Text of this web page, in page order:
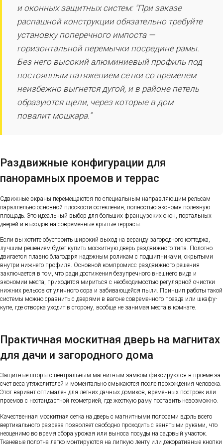
и оконных защитных систем: "При заказе
распашной конструкции обязательно требуйте
установку поперечного импоста —
горизонтальной перемычки посредине рамы.
Без него высокий алюминиевый профиль под
постоянным натяжением сетки со временем
неизбежно выгнется дугой, и в районе петель
образуются щели, через которые в дом
повалит мошкара."
Раздвижные конфигурации для
панорамных проемов и террас
Сдвижные экраны перемещаются по специальным направляющим рельсам
параллельно основной плоскости остекления, полностью экономя полезную
площадь. Это идеальный выбор для больших французских окон, портальных
дверей и выходов на современные крытые террасы.
Если вы хотите обустроить широкий выход на веранду загородного коттеджа,
лучшим решением будет купить москитную дверь раздвижного типа. Полотно
двигается плавно благодаря надежным роликам с подшипниками, скрытыми
внутри нижнего профиля. Основной компромисс раздвижного решения
заключается в том, что ради достижения безупречного внешнего вида и
экономии места, приходится мириться с необходимостью регулярной очистки
нижних рельсов от уличного сора и забивающейся пыли. Принцип работы такой
системы можно сравнить с дверями в вагоне современного поезда или шкафу-
купе, где створка уходит в сторону, вообще не занимая места в комнате.
Практичная москитная дверь на магнитах
для дачи и загородного дома
Защитные шторы с центральным магнитным замком фиксируются в проеме за
счет веса утяжелителей и моментально смыкаются после прохождения человека.
Этот вариант оптимален для летних дачных домиков, временных построек или
проемов с нестандартной геометрией, где жесткую раму поставить невозможно.
Качественная москитная сетка на дверь с магнитными полосами вдоль всего
вертикального разреза позволяет свободно проходить с занятыми руками, что
неоценимо во время сбора урожая или выноса посуды на садовый участок.
Тканевые полотна легко монтируются на липкую ленту или декоративные кнопки